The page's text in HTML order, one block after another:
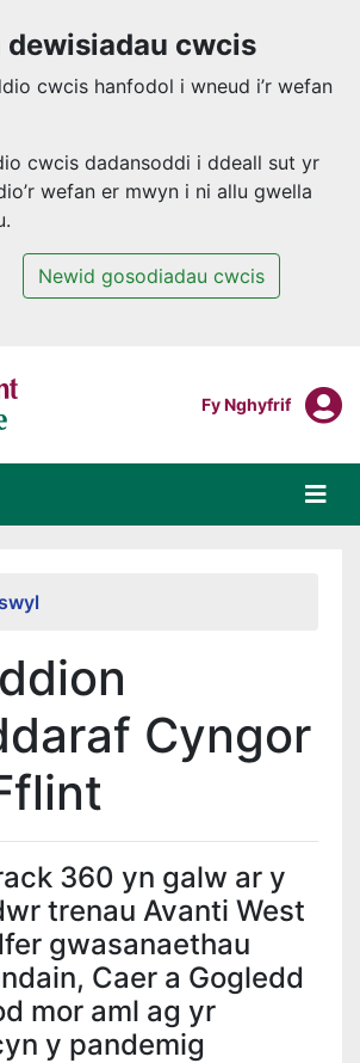
dewisiadau cwcis
cwcis hanfodol i wneud i’r wefan
cwcis dadansoddi i ddeall sut yr
wefan er mwyn i ni allu gwella
Newid gosodiadau cwcis
Mewngofnodi I
Fy Nghyfrif
Cyngor
360 yn galw ar y
trenau Avanti West
gwasanaethau
Caer a Gogledd
mor aml ag yr
y pandemig